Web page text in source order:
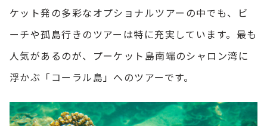
ケット発の多彩なオプショナルツアー の中でも、ビ
ーチや孤島行きのツアーは特に充実しています。最も
人気があるのが、プーケット島南端のシャロン湾に
浮かぶ「 コーラル島」へのツアーです。